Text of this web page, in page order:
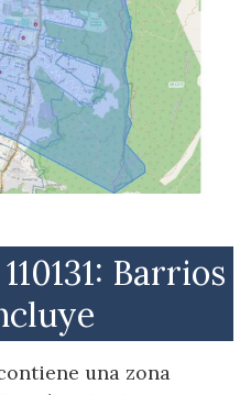
Barrios
una zona